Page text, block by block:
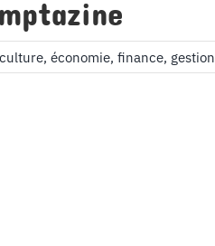
culture, économie, finance, gestion